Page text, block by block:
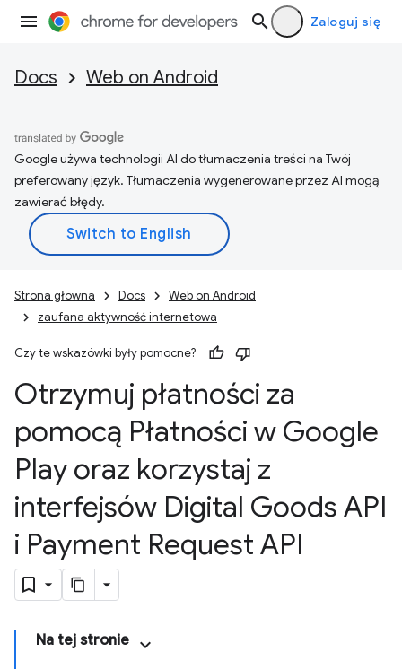
Zaloguj się
Docs Web on Android
Google używa technologii AI do tłumaczenia treści na Twój
preferowany język. Tłumaczenia wygenerowane przez AI mogą
zawierać błędy.
Strona główna Docs
Web on Android
zaufana aktywność internetowa
Czy te wskazówki były pomocne?
Otrzymuj płatności za
pomocą Płatności w Google
Play oraz korzystaj z
interfejsów Digital Goods API
i Payment Request API
Na tej stronie